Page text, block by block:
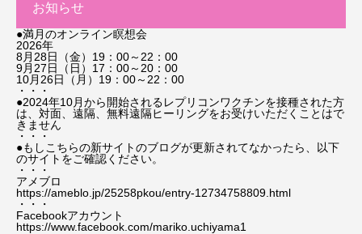
お知らせ
●満月のオンライン瞑想会
2026年
8月28日（金）19：00～22：00
9月27日（日）17：00～20：00
10月26日（月）19：00～22：00
・・・
●2024年10月から開始されるレプリコンワクチンを接種された方
は、対面、遠隔、無料遠隔ヒーリングをお受けいただくことはで
きません
・・・
●もしこちらの新サイトのブログが更新されてなかったら、以下
のサイトをご確認ください。
・・・
アメブロ
https://ameblo.jp/25258pkou/entry-12734758809.html
・・・
Facebookアカウント
https://www.facebook.com/mariko.uchiyama1